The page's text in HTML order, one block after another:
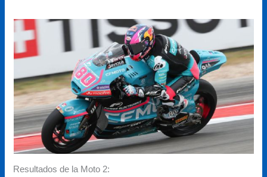
Resultados de la Moto 2: